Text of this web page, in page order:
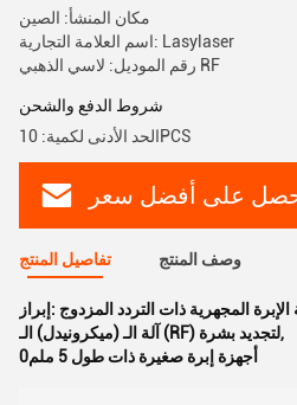
مكان المنشأ: الصين
اسم العلامة التجارية: Lasylaser
رقم الموديل: لاسي الذهبي RF
شروط الدفع والشحن
الحد الأدنى لكمية: 10PCS
على أفضل سعر
تفاصيل المنتج وصف المنتج
إبراز: الإبرة المجهرية ذات التردد المزدوج
آلة الـ (ميكرونيدل) الـ (RF) لتجديد بشرة,
0أجهزة إبرة صغيرة ذات طول 5 ملم